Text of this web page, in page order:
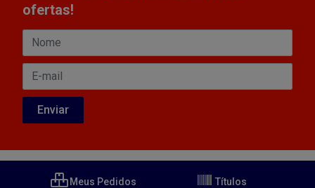
ofertas!
Meus Pedidos Títulos